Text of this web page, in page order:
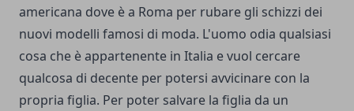
americana dove è a Roma per rubare gli schizzi dei
nuovi modelli famosi di moda. L'uomo odia qualsiasi
cosa che è appartenente in Italia e vuol cercare
qualcosa di decente per potersi avvicinare con la
propria figlia. Per poter salvare la figlia da un